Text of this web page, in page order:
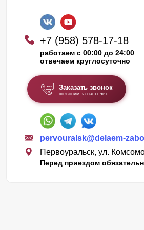
+7 (958) 578-17-18
работаем с 00:00 до 24:00
отвечаем круглосуточно
Заказать звонок
позвоним за наш счет
pervouralsk@delaem-
Первоуральск, ул.
Перед приездом